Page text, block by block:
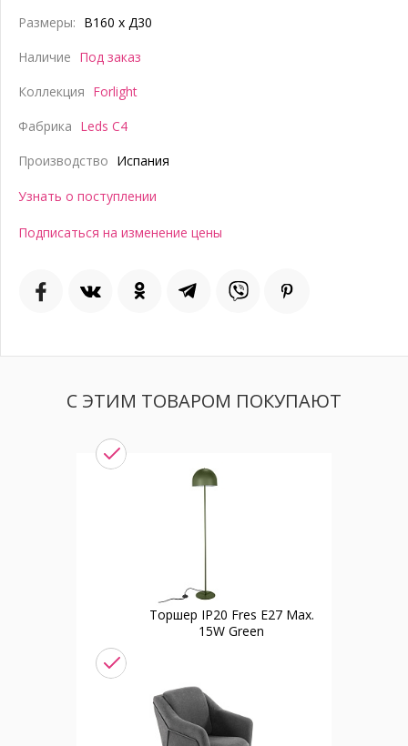
Размеры: В160 x Д30
Наличие Под заказ
Коллекция Forlight
Фабрика Leds C4
Производство Испания
Узнать о поступлении
Подписаться на изменение цены
С ЭТИМ ТОВАРОМ ПОКУПАЮТ
Торшер IP20 Fres E27 Max.
15W Green